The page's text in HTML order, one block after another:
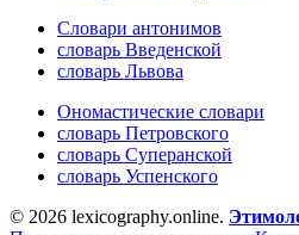
Словари антонимов
словарь Введенской
словарь Львова
Ономастические словари
словарь Петровского
словарь Суперанской
словарь Успенского
© 2026 lexicography.online.